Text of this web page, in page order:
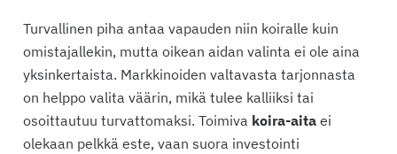
Turvallinen piha antaa vapauden niin koiralle kuin
omistajallekin, mutta oikean aidan valinta ei ole aina
yksinkertaista. Markkinoiden valtavasta tarjonnasta
on helppo valita väärin, mikä tulee kalliiksi tai
osoittautuu turvattomaksi. Toimiva koira-aitaei
olekaan pelkkä este, vaan suora investointi